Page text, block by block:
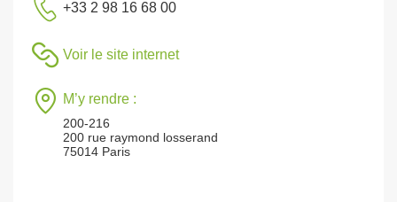
+33 2 98 16 68 00
Voir le site internet
M’y rendre :
200-216
200 rue raymond losserand
75014 Paris